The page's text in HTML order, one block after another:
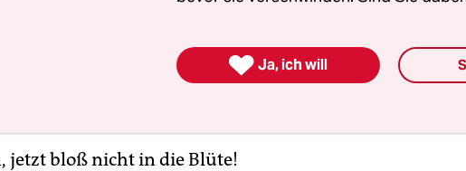
jetzt bloß nicht in die Blüte!
 Ja, ich will